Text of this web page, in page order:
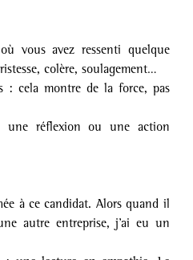
vous avez ressenti quelque
colère, soulagement…
: cela montre de la force, pas
une réflexion ou une action
à ce candidat. Alors quand il
autre entreprise, j’ai eu un